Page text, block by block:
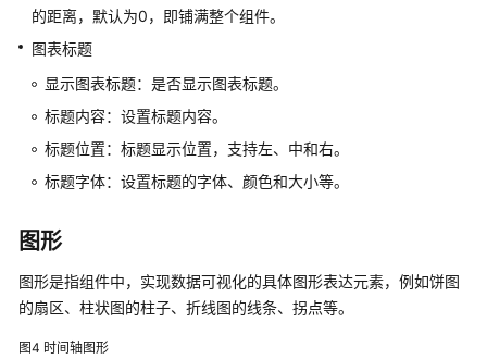
创
建
面
发
安
装
项
目
的距离，默认为0，即铺满整个组件。
图表标题
显示图表标题：是否显示图表标题。
标题内容：设置标题内容。
标题位置：标题显示位置，支持左、中和右。
标题字体：设置标题的字体、颜色和大小等。
图形
图形是指组件中，实现数据可视化的具体图形表达元素，例如饼图
的扇区、柱状图的柱子、折线图的线条、拐点等。
图4 时间轴图形